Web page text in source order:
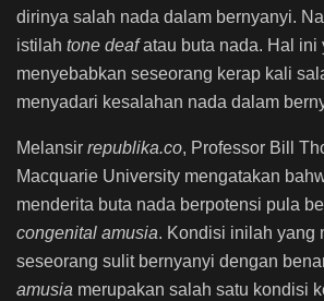
dirinya salah nada dalam bernyanyi.
istilah tone deafatau buta nada. Hal ini
menyebabkan seseorang kerap kali
menyadari kesalahan nada dalam
Melansir republika.co, Professor Bill
Macquarie University mengatakan
menderita buta nada berpotensi pula
congenital amusia. Kondisi inilah yang
seseorang sulit bernyanyi dengan
amusia merupakan salah satu kondisi